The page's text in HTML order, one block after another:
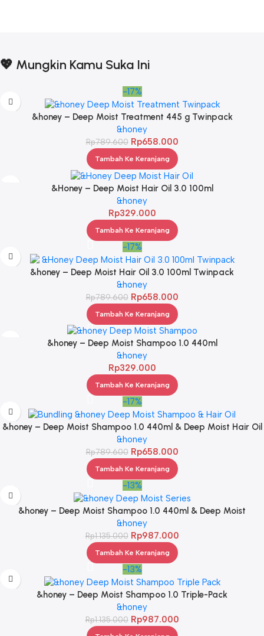
💖 Mungkin Kamu Suka Ini
-17%
&honey – Deep Moist Treatment 445 g Twinpack
&honey
Rp789.600 Rp658.000
Tambah Ke Keranjang
&Honey – Deep Moist Hair Oil 3.0 100ml
&honey
Rp329.000
Tambah Ke Keranjang
-17%
&honey – Deep Moist Hair Oil 3.0 100ml Twinpack
&honey
Rp789.600 Rp658.000
Tambah Ke Keranjang
&honey – Deep Moist Shampoo 1.0 440ml
&honey
Rp329.000
Tambah Ke Keranjang
-17%
&honey – Deep Moist Shampoo 1.0 440ml & Deep Moist Hair Oil
3.0 100ml
&honey
Rp789.600 Rp658.000
Tambah Ke Keranjang
-13%
&honey – Deep Moist Shampoo 1.0 440ml & Deep Moist
Treatment 2.0 445Gr & Deep Moist Hair Oil 3.0 100ml
&honey
Rp1.135.000 Rp987.000
Tambah Ke Keranjang
-13%
&honey – Deep Moist Shampoo 1.0 Triple-Pack
&honey
Rp1.135.000 Rp987.000